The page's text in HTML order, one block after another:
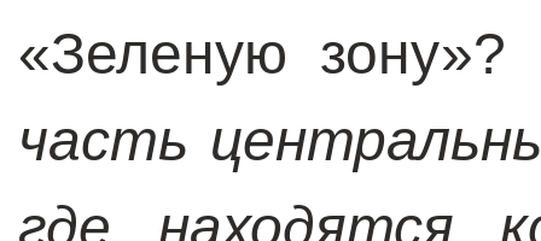
«Зеленую зону»?
часть
где находятся